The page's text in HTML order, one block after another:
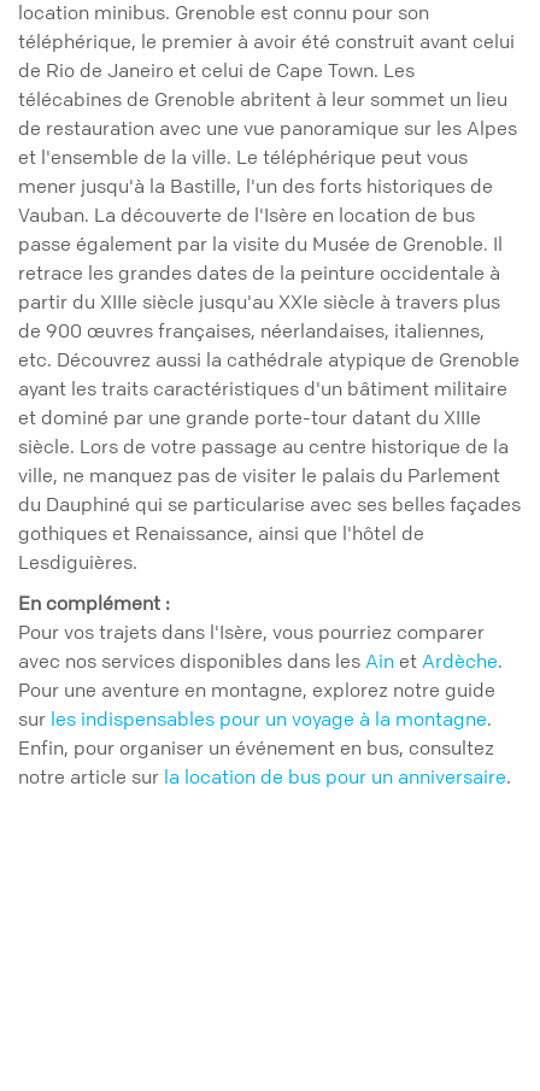
location minibus. Grenoble est connu pour son
téléphérique, le premier à avoir été construit avant celui
de Rio de Janeiro et celui de Cape Town. Les
télécabines de Grenoble abritent à leur sommet un lieu
de restauration avec une vue panoramique sur les Alpes
et l'ensemble de la ville. Le téléphérique peut vous
mener jusqu'à la Bastille, l'un des forts historiques de
Vauban. La découverte de l'Isère en location de bus
passe également par la visite du Musée de Grenoble. Il
retrace les grandes dates de la peinture occidentale à
partir du XIIIe siècle jusqu'au XXIe siècle à travers plus
de 900 œuvres françaises, néerlandaises, italiennes,
etc. Découvrez aussi la cathédrale atypique de Grenoble
ayant les traits caractéristiques d'un bâtiment militaire
et dominé par une grande porte-tour datant du XIIIe
siècle. Lors de votre passage au centre historique de la
ville, ne manquez pas de visiter le palais du Parlement
du Dauphiné qui se particularise avec ses belles façades
gothiques et Renaissance, ainsi que l'hôtel de
Lesdiguières.
En complément :
Pour vos trajets dans l'Isère, vous pourriez comparer
avec nos services disponibles dans les Ain et Ardèche.
Pour une aventure en montagne, explorez notre guide
sur les indispensables pour un voyage à la montagne.
Enfin, pour organiser un événement en bus, consultez
notre article sur la location de bus pour un anniversaire.